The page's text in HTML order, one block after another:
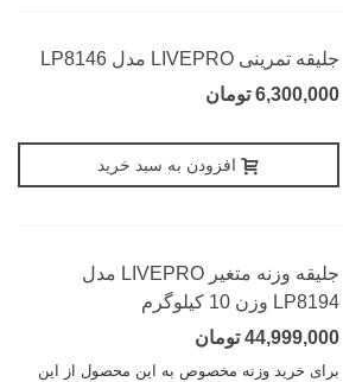
جلیقه تمرینی LIVEPRO مدل LP8146
6,300,000 تومان
افزودن به سبد خرید
جلیقه وزنه متغیر LIVEPRO مدل
LP8194 وزن 10 کیلوگرم
44,999,000 تومان
برای خرید وزنه مخصوص به این محصول از این